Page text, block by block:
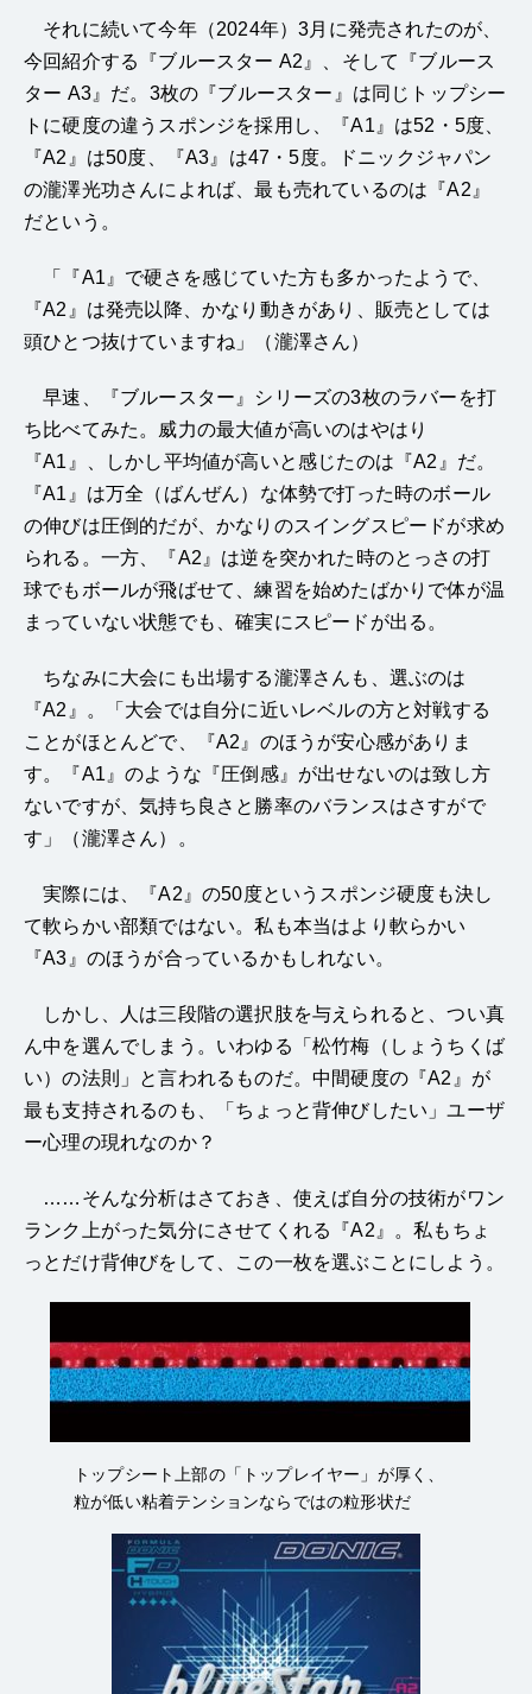
それに続いて今年（2024年）3月に発売されたのが、
今回紹介する『ブルースター A2』、そして『ブルース
ター A3』だ。3枚の『ブルースター』は同じトップシー
トに硬度の違うスポンジを採用し、『A1』は52・5度、
『A2』は50度、『A3』は47・5度。ドニックジャパン
の瀧澤光功さんによれば、最も売れているのは『A2』
だという。
「『A1』で硬さを感じていた方も多かったようで、
『A2』は発売以降、かなり動きがあり、販売としては
頭ひとつ抜けていますね」（瀧澤さん）
早速、『ブルースター』シリーズの3枚のラバーを打
ち比べてみた。威力の最大値が高いのはやはり
『A1』、しかし平均値が高いと感じたのは『A2』だ。
『A1』は万全（ばんぜん）な体勢で打った時のボール
の伸びは圧倒的だが、かなりのスイングスピードが求め
られる。一方、『A2』は逆を突かれた時のとっさの打
球でもボールが飛ばせて、練習を始めたばかりで体が温
まっていない状態でも、確実にスピードが出る。
ちなみに大会にも出場する瀧澤さんも、選ぶのは
『A2』。「大会では自分に近いレベルの方と対戦する
ことがほとんどで、『A2』のほうが安心感がありま
す。『A1』のような『圧倒感』が出せないのは致し方
ないですが、気持ち良さと勝率のバランスはさすがで
す」（瀧澤さん）。
実際には、『A2』の50度というスポンジ硬度も決し
て軟らかい部類ではない。私も本当はより軟らかい
『A3』のほうが合っているかもしれない。
しかし、人は三段階の選択肢を与えられると、つい真
ん中を選んでしまう。いわゆる「松竹梅（しょうちくば
い）の法則」と言われるものだ。中間硬度の『A2』が
最も支持されるのも、「ちょっと背伸びしたい」ユーザ
ー心理の現れなのか？
……そんな分析はさておき、使えば自分の技術がワン
ランク上がった気分にさせてくれる『A2』。私もちょ
っとだけ背伸びをして、この一枚を選ぶことにしよう。
トップシート上部の「トップレイヤー」が厚く、
粒が低い粘着テンションならではの粒形状だ